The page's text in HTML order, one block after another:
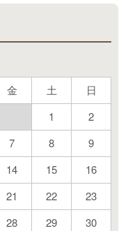
金 土 日
1
2
7 8
9
14 15
16
21 22
23
28 29
30